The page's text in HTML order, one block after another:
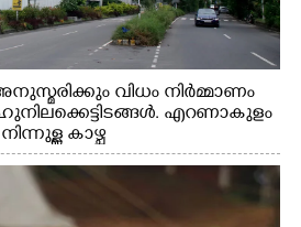
വിധം നിർമ്മാണം
എറണാകുളം
കാഴ്ച